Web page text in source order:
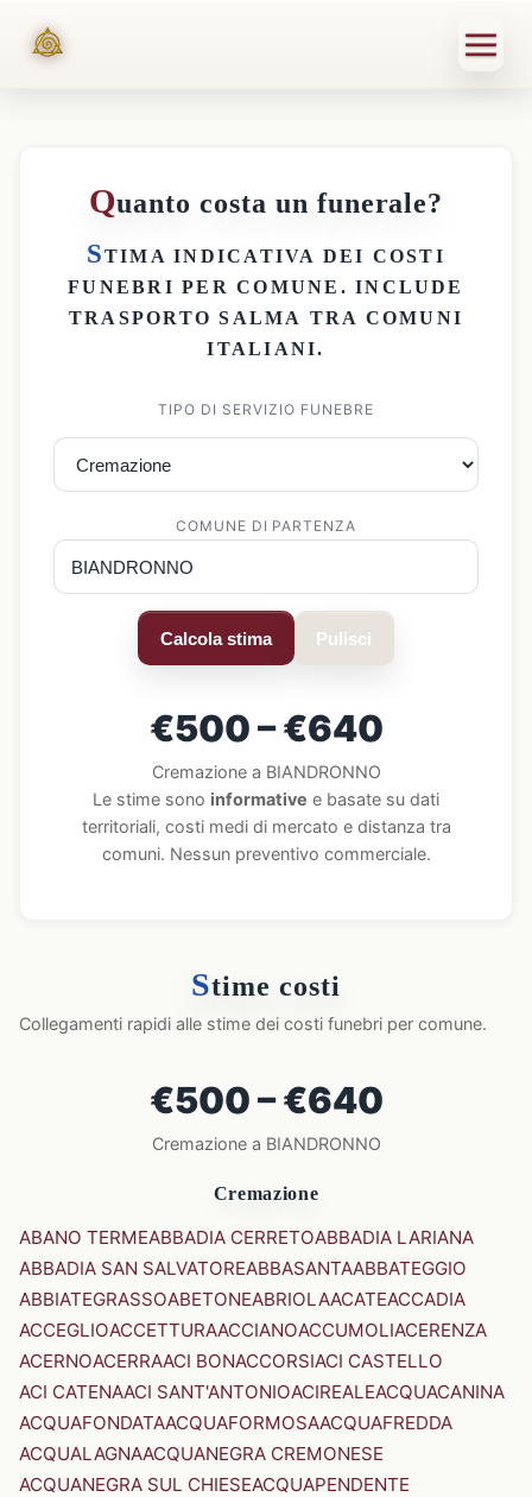
Quanto costa un funerale?
STIMA INDICATIVA DEI COSTI
FUNEBRI PER COMUNE . INCLUDE
TRASPORTO SALMA TRA COMUNI
ITALIANI.
TIPO DI SERVIZIO FUNEBRE
COMUNE DI PARTENZA
Calcola stima Pulisci
€500 – €640
Cremazione a BIANDRONNO
Le stime sono informative e basate su dati
territoriali, costi medi di mercato e distanza tra
comuni. Nessun preventivo commerciale.
Stime costi
Collegamenti rapidi alle stime dei costi funebri per comune.
€500 – €640
Cremazione a BIANDRONNO
Cremazione
ABANO TERMEABBADIA CERRETOABBADIA LARIANA
ABBADIA SAN SALVATOREABBASANTAABBATEGGIO
ABBIATEGRASSOABETONEABRIOLAACATEACCADIA
ACCEGLIOACCETTURAACCIANOACCUMOLIACERENZA
ACERNOACERRAACI BONACCORSIACI CASTELLO
ACI CATENAACI SANT'ANTONIOACIREALEACQUACANINA
ACQUAFONDATAACQUAFORMOSAACQUAFREDDA
ACQUALAGNAACQUANEGRA CREMONESE
ACQUANEGRA SUL CHIESEACQUAPENDENTE